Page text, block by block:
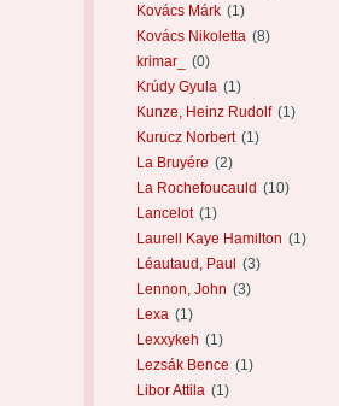
Kovács Márk (1)
Kovács Nikoletta (8)
krimar_
(0)
Krúdy Gyula (1)
Kunze, Heinz Rudolf (1)
Kurucz Norbert (1)
La Bruyére (2)
La Rochefoucauld (10)
Lancelot (1)
Laurell Kaye Hamilton (1)
Léautaud, Paul
(3)
Lennon, John (3)
Lexa (1)
Lexxykeh (1)
Lezsák Bence (1)
Libor Attila (1)